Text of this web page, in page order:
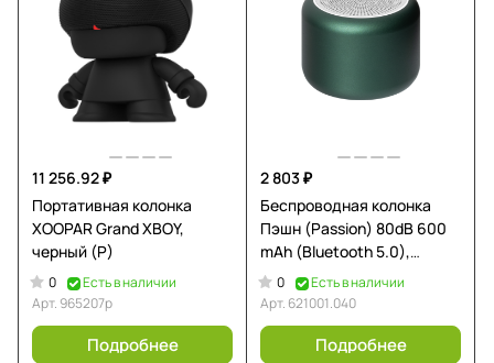
11 256.92 ₽
Портативная колонка
XOOPAR Grand XBOY,
черный (Р)
0
Есть в наличии
Арт. 965207p
Подробнее
2 803 ₽
Беспроводная колонка
Пэшн (Passion) 80dB 600
mAh (Bluetooth 5.0),
зеленая
0
Есть в наличии
Арт. 621001.040
Подробнее